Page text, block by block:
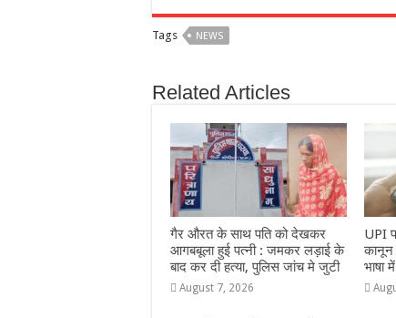
c
e
b
o
o
k
at
A
p
p
ss
n
g
e
r
itte
Tags NEWS
Related Articles
गैर औरत के साथ पति को देखकर
आगबबूला हुई पत्नी : जमकर लड़ाई के
बाद कर दी हत्या, पुलिस जांच मे जुटी
August 7, 2026
UPI
भाषा